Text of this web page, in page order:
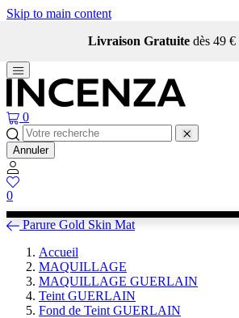
Skip to main content
Livraison Gratuite dès 49 €
0
Annuler
0
Parure Gold Skin Mat
Accueil
MAQUILLAGE
MAQUILLAGE GUERLAIN
Teint GUERLAIN
Fond de Teint GUERLAIN